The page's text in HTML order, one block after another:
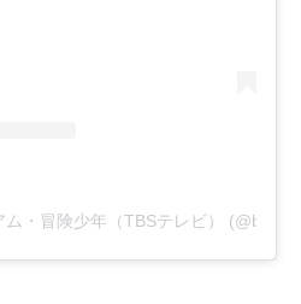
・冒険少年（TBSテレビ）